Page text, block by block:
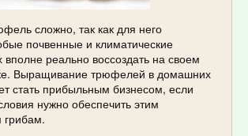
сложно, так как для него
почвенные и климатические
вполне реально воссоздать на своем
Выращивание трюфелей в домашних
стать прибыльным бизнесом, если
нужно обеспечить этим
грибам.